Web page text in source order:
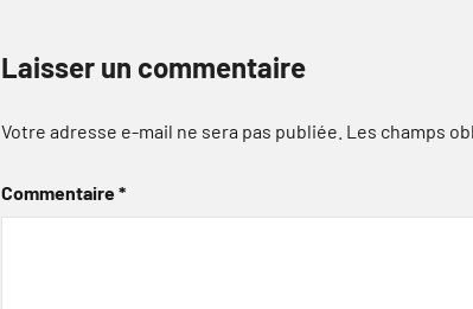
Laisser un commentaire
Votre adresse e-mail ne sera pas publiée. Les champs
Commentaire*